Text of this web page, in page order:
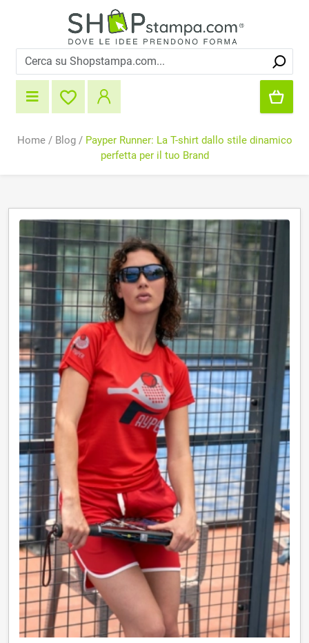
Home / Blog/ Payper Runner: La T-shirt dallo stile dinamico
perfetta per il tuo Brand